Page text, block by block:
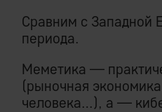
Сравним с Западной
периода.
Меметика —
(рыночная
человека…), а —